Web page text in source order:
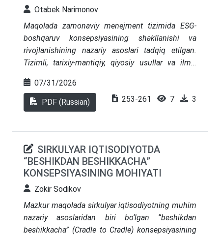
Otabek Narimonov
Maqolada zamonaviy menejment tizimida ESG-
boshqaruv konsepsiyasining shakllanishi va
rivojlanishining nazariy asoslari tadqiq etilgan.
Tizimli, tarixiy-mantiqiy, qiyosiy usullar va ilmiy
korporativ ijtimoiy mas’uliyat va manfaatdor
tomonlar nazariyasidan integratsiyalashgan
strategik boshqaruv tizimigacha bo‘lgan
rivojlanishining mualliflik davrlashtirilishi taklif
etilgan hamda CSR, barqaror rivojlanish va ESG
o‘rtasidagi farqlar aniqlangan. «ESG-boshqaruv»
tushunchasiga aniqlik kiritilib, uni menejment
ishlab chiqilgan.
07/31/2026
PDF (Russian) 253-261 7 3
SIRKULYAR IQTISODIYOTDA
“BESHIKDAN BESHIKKACHA”
KONSEPSIYASINING MOHIYATI
Zokir Sodikov
Mazkur maqolada sirkulyar iqtisodiyotning muhim
nazariy asoslaridan biri bo‘lgan “beshikdan
beshikkacha” (Cradle to Cradle) konsepsiyasining